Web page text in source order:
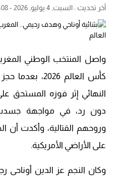
آخر تحديث :السبت, 4 يوليو, 2026 - 8:08 مساءً
واصل المنتخب الوطني
كأس العالم
النهائي إثر فوزه المستحق
دون رد، في مواجهة
وروحهم القتالية، وأكدت أن
على الأراضي الأمريكية.
وكان النجم عز الدين أوناحي